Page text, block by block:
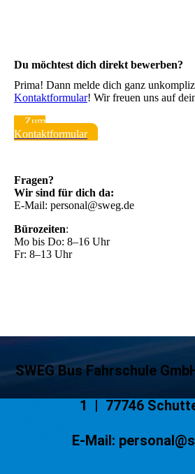
Du möchtest dich direkt bewerben?
Prima! Dann melde dich ganz
Kontaktformular! Wir freuen uns auf
Zum
Kontaktformular
Fragen?
Wir sind für dich da:
E-Mail: personal@sweg.de
Bürozeiten:
Mo bis Do: 8–16 Uhr
Fr: 8–13 Uhr
SWEG Bus Fahrschule
1 | 77746
E-Mail: